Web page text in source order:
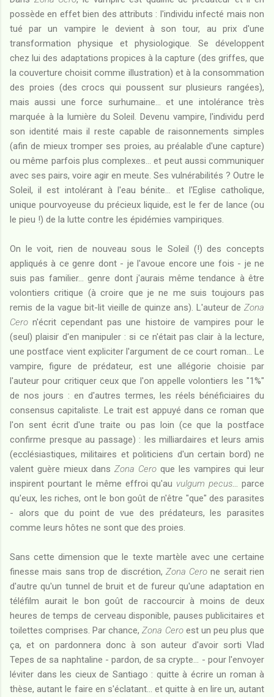
possède en effet bien des attributs : l'individu infecté mais non
tué par un vampire le devient à son tour, au prix d'une
transformation physique et physiologique. Se développent
chez lui des adaptations propices à la capture (des griffes, que
la couverture choisit comme illustration) et à la consommation
des proies (des crocs qui poussent sur plusieurs rangées),
mais aussi une force surhumaine... et une intolérance très
marquée à la lumière du Soleil. Devenu vampire, l'individu perd
son identité mais il reste capable de raisonnements simples
(afin de mieux tromper ses proies, au préalable d'une capture)
ou même parfois plus complexes... et peut aussi communiquer
avec ses pairs, voire agir en meute. Ses vulnérabilités ? Outre le
Soleil, il est intolérant à l'eau bénite... et l'Eglise catholique,
unique pourvoyeuse du précieux liquide, est le fer de lance (ou
le pieu !) de la lutte contre les épidémies vampiriques.
On le voit, rien de nouveau sous le Soleil (!) des concepts
appliqués à ce genre dont - je l'avoue encore une fois - je ne
suis pas familier... genre dont j'aurais même tendance à être
volontiers critique (à croire que je ne me suis toujours pas
remis de la vague bit-lit vieille de quinze ans). L'auteur de Zona
Cero n'écrit cependant pas une histoire de vampires pour le
(seul) plaisir d'en manipuler : si ce n'était pas clair à la lecture,
une postface vient expliciter l'argument de ce court roman... Le
vampire, figure de prédateur, est une allégorie choisie par
l'auteur pour critiquer ceux que l'on appelle volontiers les "1%"
de nos jours : en d'autres termes, les réels bénéficiaires du
consensus capitaliste. Le trait est appuyé dans ce roman que
l'on sent écrit d'une traite ou pas loin (ce que la postface
confirme presque au passage) : les milliardaires et leurs amis
(ecclésiastiques, militaires et politiciens d'un certain bord) ne
valent guère mieux dans Zona Cero que les vampires qui leur
inspirent pourtant le même effroi qu'au vulgum pecus ... parce
qu'eux, les riches, ont le bon goût de n'être "que" des parasites
- alors que du point de vue des prédateurs, les parasites
comme leurs hôtes ne sont que des proies.
Sans cette dimension que le texte martèle avec une certaine
finesse mais sans trop de discrétion, Zona Cero ne serait rien
d'autre qu'un tunnel de bruit et de fureur qu'une adaptation en
téléfilm aurait le bon goût de raccourcir à moins de deux
heures de temps de cerveau disponible, pauses publicitaires et
toilettes comprises. Par chance,Zona Ceroest un peu plus que
ça, et on pardonnera donc à son auteur d'avoir sorti Vlad
Tepes de sa naphtaline - pardon, de sa crypte... - pour l'envoyer
léviter dans les cieux de Santiago : quitte à écrire un roman à
thèse, autant le faire en s'éclatant... et quitte à en lire un, autant